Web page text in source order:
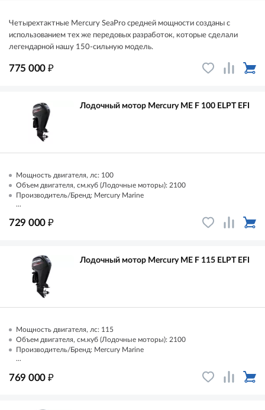
Четырехтактные Mercury SeaPro средней мощности созданы с
использованием тех же передовых разработок, которые сделали
легендарной нашу 150-сильную модель.
775 000 ₽
Лодочный мотор Mercury ME F 100 ELPT EFI
Мощность двигателя, лс: 100
Объем двигателя, см.куб (Лодочные моторы): 2100
Производитель/Бренд: Mercury Marine
...
729 000 ₽
Лодочный мотор Mercury ME F 115 ELPT EFI
Мощность двигателя, лс: 115
Объем двигателя, см.куб (Лодочные моторы): 2100
Производитель/Бренд: Mercury Marine
...
769 000 ₽